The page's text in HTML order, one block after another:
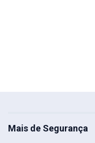
Mais de Segurança